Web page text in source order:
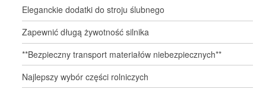
Eleganckie dodatki do stroju ślubnego
Zapewnić długą żywotność silnika
**Bezpieczny transport materiałów niebezpiecznych**
Najlepszy wybór części rolniczych